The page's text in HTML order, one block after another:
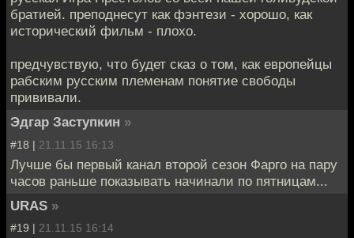
братией. преподнесут как фэнтези - хорошо, как
исторический фильм - плохо.
предчувствую, что будет сказ о том, как европейцы
рабским русским племенам понятие свободы
прививали.
Эдгар Заступкин »
#18 | 21.11.15 16:13
Лучше бы первый канал второй сезон Фарго на пару
часов раньше показывать начинали по пятницам...
URAS »
#19 | 21.11.15 16:14